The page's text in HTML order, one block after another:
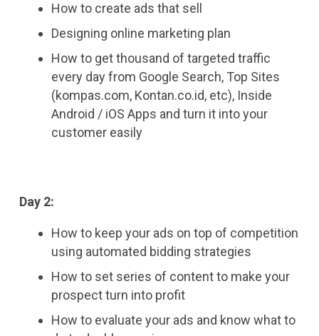
How to create ads that sell
Designing online marketing plan
How to get thousand of targeted traffic
every day from Google Search, Top Sites
(kompas.com, Kontan.co.id, etc), Inside
Android / iOS Apps and turn it into your
customer easily
Day 2:
How to keep your ads on top of competition
using automated bidding strategies
How to set series of content to make your
prospect turn into profit
How to evaluate your ads and know what to